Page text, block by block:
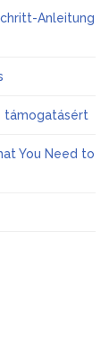
Anleitung
támogatásért
You Need to